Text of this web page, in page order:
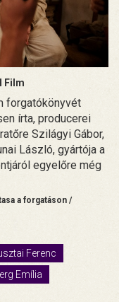
Film
forgatókönyvét
írta, producerei
Szilágyi Gábor,
László, gyártója a
egyelőre még
a forgatáson /
Ferenc
Emília